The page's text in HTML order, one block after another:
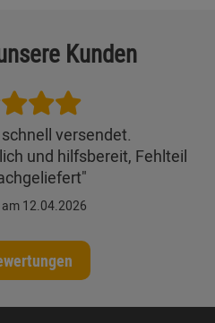
Kunden
versendet.
und hilfsbereit, Fehlteil
am 12.04.2026